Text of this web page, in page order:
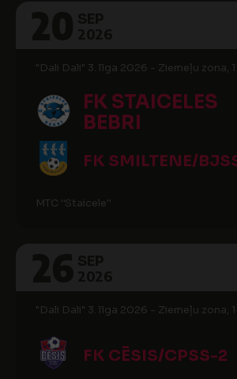
"Dali Dali" 3. līga 2026 - Ziemeļu zona,
FK STAICELES
BEBRI
FK SMILTENE/
MTC ''Staicele''
"Dali Dali" 3. līga 2026 - Ziemeļu zona,
FK CĒSIS/CPSS-2